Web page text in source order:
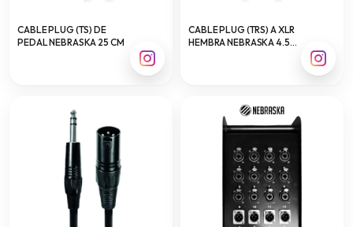
CABLE PLUG (TS) DE
PEDAL NEBRASKA 25 CM
CABLE PLUG (TRS) A XLR
HEMBRA NEBRASKA 4.5